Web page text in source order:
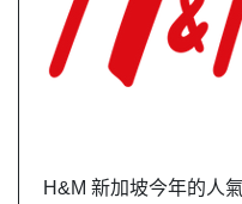
H&M 新加坡今年的人